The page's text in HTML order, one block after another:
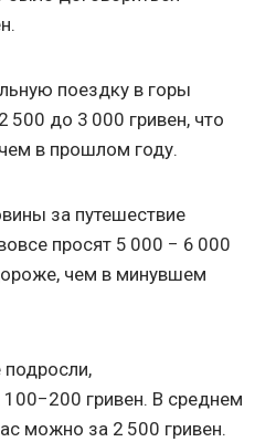
поездку в горы
500 до 3 000 гривен, что
в прошлом году.
за путешествие
просят 5 000 − 6 000
чем в минувшем
гривен. В среднем
можно за 2 500 гривен.